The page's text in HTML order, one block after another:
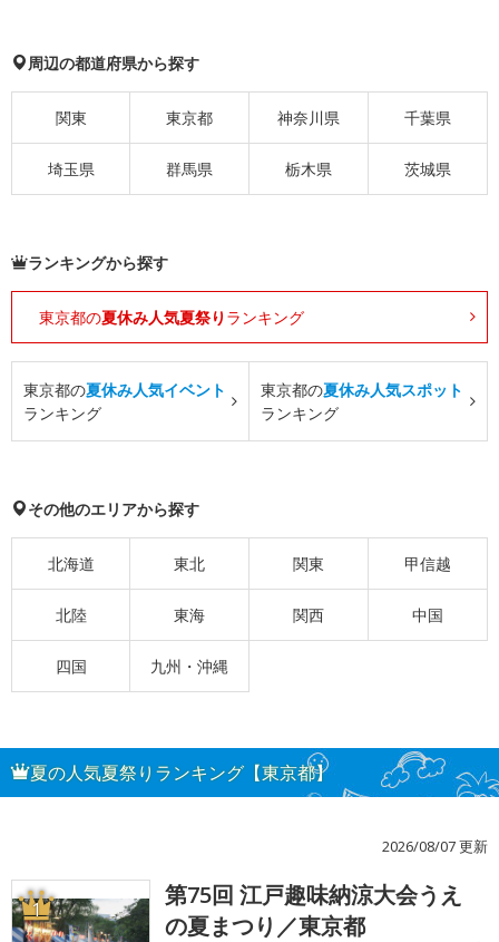
周辺の都道府県から探す
関東 東京都 神奈川県 千葉県
埼玉県 群馬県 栃木県 茨城県
ランキングから探す
東京都の夏休み人気夏祭り ランキング
東京都の夏休み人気イベント
ランキング
東京都の夏休み人気スポット
ランキング
その他のエリアから探す
北海道 東北 関東 甲信越
北陸 東海 関西 中国
四国 九州・沖縄
夏の人気夏祭りランキング【東京都】
2026/08/07 更新
1
第75回 江戸趣味納涼大会うえ
の夏まつり／東京都